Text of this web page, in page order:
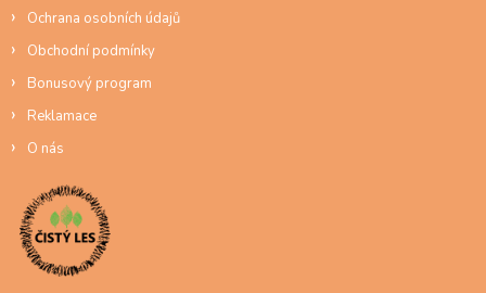
Ochrana osobních údajů
Obchodní podmínky
Bonusový program
Reklamace
O nás